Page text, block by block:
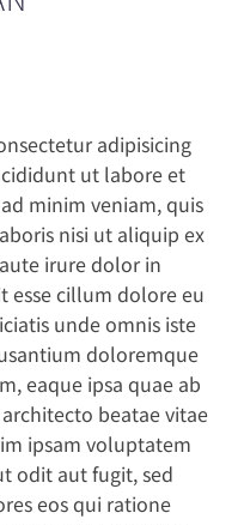
adipisicing
ut labore et
minim veniam, quis
nisi ut aliquip ex
irure dolor in
esse cillum dolore eu
unde omnis iste
doloremque
eaque ipsa quae ab
beatae vitae
ipsam voluptatem
odit aut fugit, sed
eos qui ratione